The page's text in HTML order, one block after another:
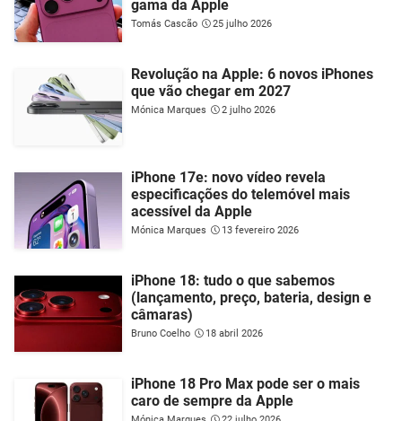
gama da Apple
Tomás Cascão 25 julho 2026
Revolução na Apple: 6 novos iPhones
que vão chegar em 2027
Mónica Marques 2 julho 2026
iPhone 17e: novo vídeo revela
especificações do telemóvel mais
acessível da Apple
Mónica Marques 13 fevereiro 2026
iPhone 18: tudo o que sabemos
(lançamento, preço, bateria, design e
câmaras)
Bruno Coelho 18 abril 2026
iPhone 18 Pro Max pode ser o mais
caro de sempre da Apple